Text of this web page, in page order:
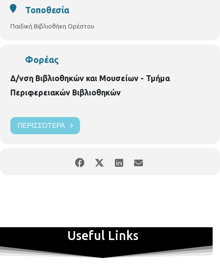
Τοποθεσία
Παιδική Βιβλιοθήκη Ορέστου
Φορέας
Δ/νση Βιβλιοθηκών και Μουσείων - Τμήμα
Περιφερειακών Βιβλιοθηκών
ΠΕΡΙΣΣΌΤΕΡΑ
Useful Links